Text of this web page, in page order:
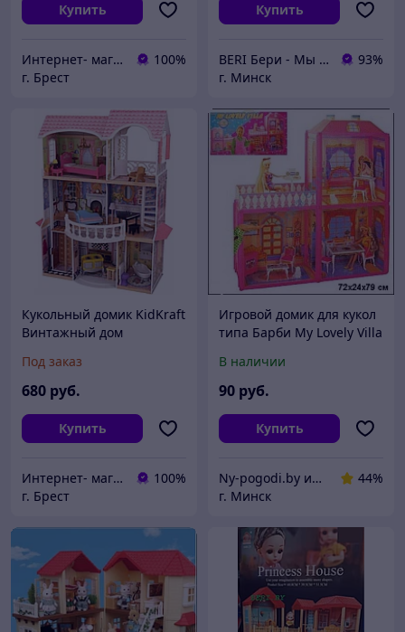
Купить
Интернет- магазин O'кей маркет
100%
г. Брест
Купить
BERI Бери - Мы ненавидим демпинг, но нас вынуждают конкуренты
93%
г. Минск
Кукольный домик KidKraft
Винтажный дом
Под заказ
680 руб.
Купить
Интернет- магазин O'кей маркет
100%
г. Брест
Игровой домик для кукол
типа Барби My Lovely Villa
В наличии
90 руб.
Купить
Ny-pogodi.by интернет магазин "Ну, погоди бай"
44%
г. Минск